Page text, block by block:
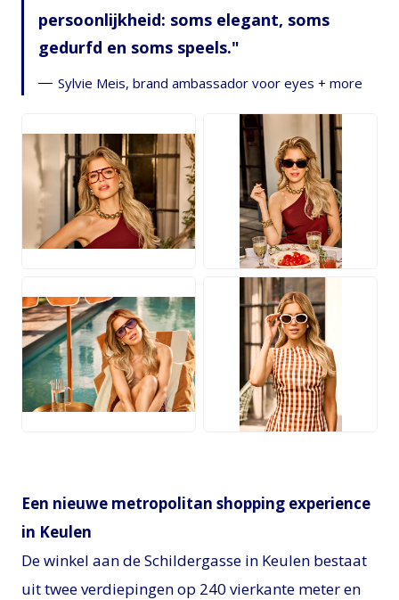
persoonlijkheid: soms elegant, soms
gedurfd en soms speels.
Sylvie Meis, brand ambassador voor eyes + more
JPG JPG
JPG JPG
Een nieuwe metropolitan shopping experience
in Keulen
De winkel aan de Schildergasse in Keulen bestaat
uit twee verdiepingen op 240 vierkante meter en